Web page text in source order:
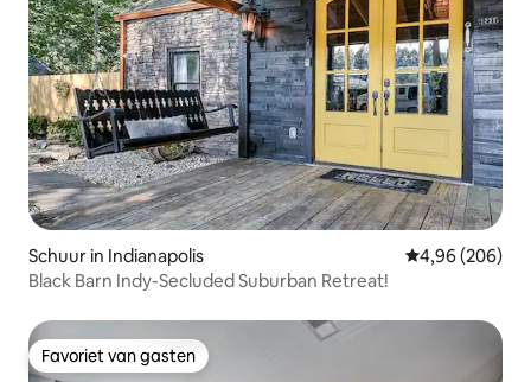
Schuur in Indianapolis Gemiddelde
4,96 (206)
Black Barn Indy-Secluded Suburban Retreat!
Favoriet van gasten
Favoriet van gasten